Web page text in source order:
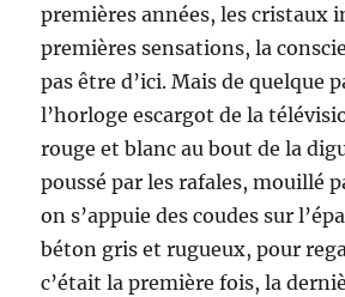
premières années, les cristaux
premières sensations, la
pas être d’ici. Mais de quelque
l’horloge escargot de la
rouge et blanc au bout de la
poussé par les rafales, mouillé
on s’appuie des coudes sur
béton gris et rugueux, pour
c’était la première fois, la